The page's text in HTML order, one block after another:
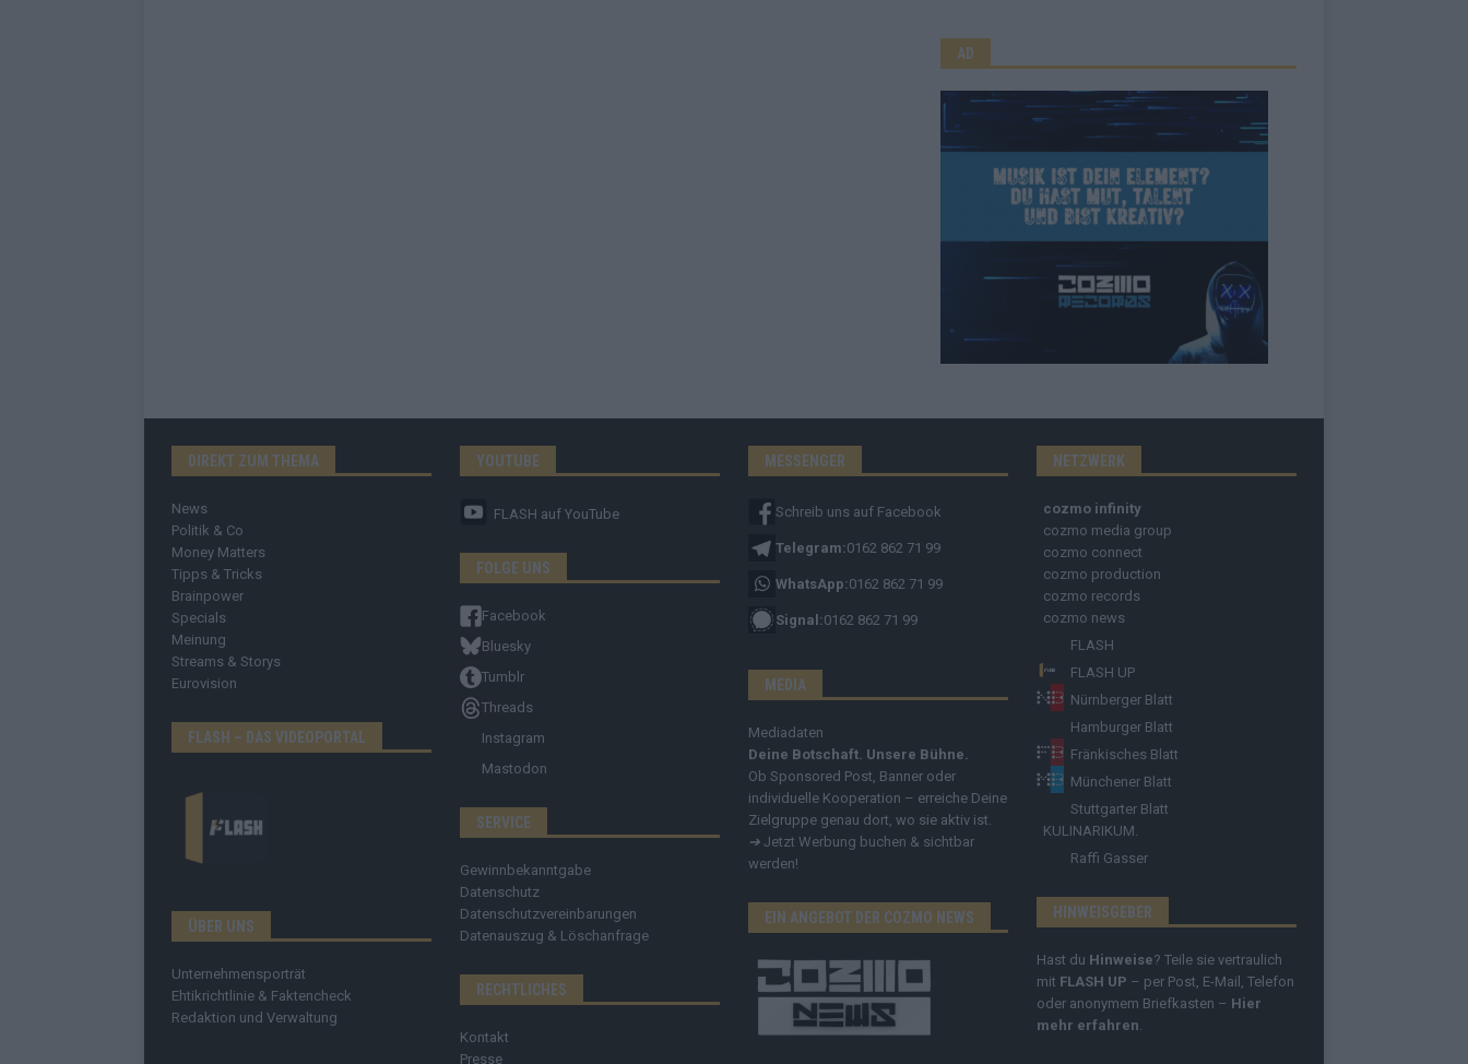
AD
DIREKT ZUM THEMA
News
Politik & Co
Money Matters
Tipps & Tricks
Brainpower
Specials
Meinung
Streams & Storys
Eurovision
FLASH – DAS VIDEOPORTAL
ÜBER UNS
Unternehmensporträt
Ehtikrichtlinie & Faktencheck
Redaktion und Verwaltung
YOUTUBE
FLASH auf YouTube
FOLGE UNS
Facebook
Bluesky
Tumblr
Threads
Instagram
Mastodon
SERVICE
Gewinnbekanntgabe
Datenschutz
Datenschutzvereinbarungen
Datenauszug & Löschanfrage
RECHTLICHES
Kontakt
Presse
MESSENGER
Schreib uns auf Facebook
Telegram:0162 862 71 99
WhatsApp:0162 862 71 99
Signal:0162 862 71 99
MEDIA
Mediadaten
Deine Botschaft. Unsere Bühne.
Ob Sponsored Post, Banner oder
individuelle Kooperation – erreiche Deine
Zielgruppe genau dort, wo sie aktiv ist.
➔ Jetzt Werbung buchen & sichtbar
werden!
EIN ANGEBOT DER COZMO NEWS
NETZWERK
cozmo infinity
cozmo media group
cozmo connect
cozmo production
cozmo records
cozmo news
FLASH
FLASH UP
Nürnberger Blatt
Hamburger Blatt
Fränkisches Blatt
Münchener Blatt
Stuttgarter Blatt
KULINARIKUM.
Raffi Gasser
HINWEISGEBER
Hast du Hinweise? Teile sie vertraulich
mit FLASH UP – per Post, E-Mail, Telefon
oder anonymem Briefkasten – Hier
mehr erfahren.